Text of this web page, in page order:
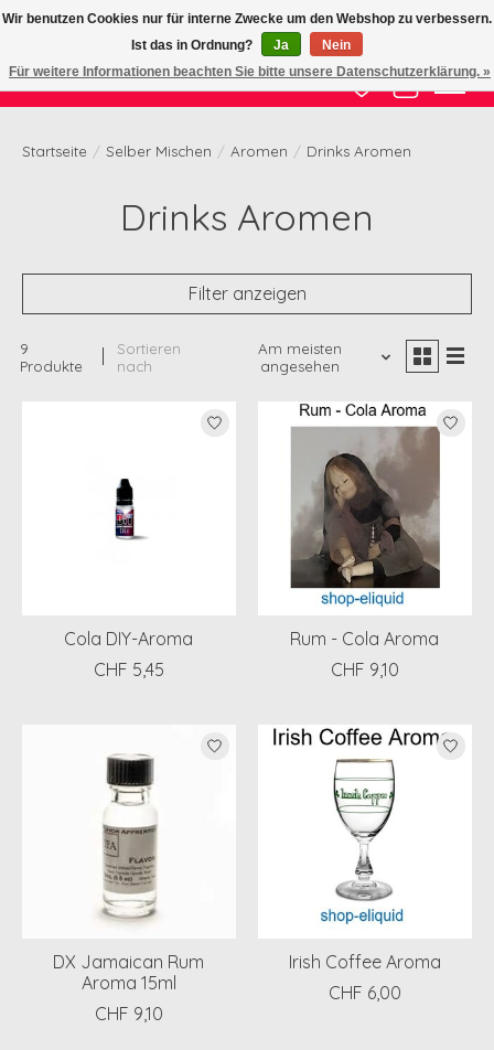
Zertifizierte Qualität zu fairem Preis
Wunschzettel
Ihr
Startseite / Selber Mischen / Aromen / Drinks Aromen
Drinks Aromen
Filter anzeigen
9
Produkte
Sortieren
nach
Am meisten
angesehen
Cola DIY-Aroma
CHF 5,45
Rum - Cola Aroma
CHF 9,10
DX Jamaican Rum
Aroma 15ml
CHF 9,10
Irish Coffee Aroma
CHF 6,00
Wir benutzen Cookies nur für interne Zwecke um den Webshop zu verbessern.
Ist das in Ordnung?
Ja
Nein
Für weitere Informationen beachten Sie bitte unsere Datenschutzerklärung. »